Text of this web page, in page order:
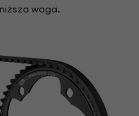
waga.